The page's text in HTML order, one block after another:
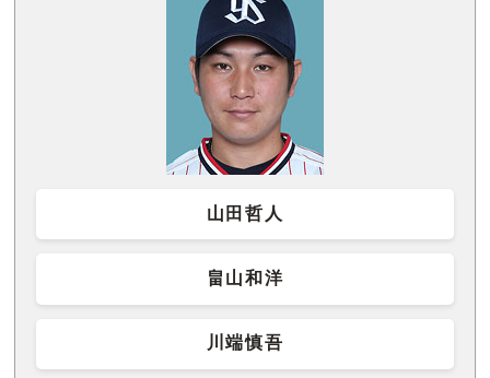
山田哲人
畠山和洋
川端慎吾